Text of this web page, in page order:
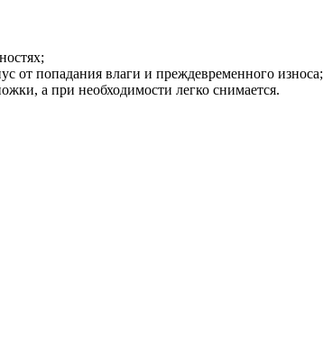
от попадания влаги и преждевременного износа;
а при необходимости легко снимается.